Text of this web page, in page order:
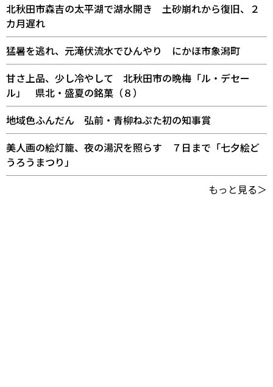
北秋田市森吉の太平湖で湖水開き 土砂崩れから復旧、２
カ月遅れ
猛暑を逃れ、元滝伏流水でひんやり にかほ市象潟町
甘さ上品、少し冷やして 北秋田市の晩梅「ル・デセー
ル」 県北・盛夏の銘菓（８）
地域色ふんだん 弘前・青柳ねぷた初の知事賞
美人画の絵灯籠、夜の湯沢を照らす ７日まで「七夕絵ど
うろうまつり」
もっと見る＞